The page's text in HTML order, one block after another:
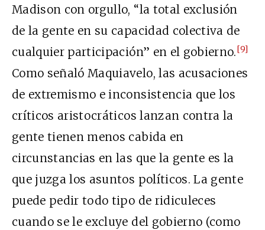
Madison con orgullo, “la total exclusión
de la gente en su capacidad colectiva de
cualquier participación” en el gobierno.[9]
Como señaló Maquiavelo, las acusaciones
de extremismo e inconsistencia que los
críticos aristocráticos lanzan contra la
gente tienen menos cabida en
circunstancias en las que la gente es la
que juzga los asuntos políticos. La gente
puede pedir todo tipo de ridiculeces
cuando se le excluye del gobierno (como